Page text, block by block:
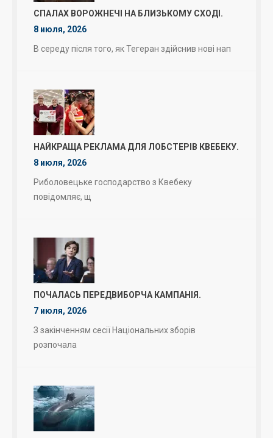
СПАЛАХ ВОРОЖНЕЧІ НА БЛИЗЬКОМУ СХОДІ.
8 июля, 2026
В середу після того, як Тегеран здійснив нові нап
НАЙКРАЩА РЕКЛАМА ДЛЯ ЛОБСТЕРІВ КВЕБЕКУ.
8 июля, 2026
Риболовецьке господарство з Квебеку
повідомляє, щ
ПОЧАЛАСЬ ПЕРЕДВИБОРЧА КАМПАНІЯ.
7 июля, 2026
З закінченням сесії Національних зборів
розпочала